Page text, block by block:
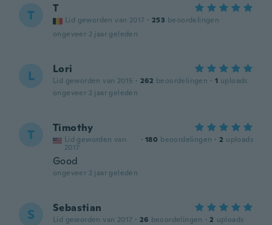
T T
Lid geworden van 2017 · 253 beoordelingen
ongeveer 2 jaar geleden
L Lori
Lid geworden van 2015 · 262 beoordelingen · 1 uploads
ongeveer 2 jaar geleden
T Timothy
Lid geworden van
2017
· 180 beoordelingen · 2 uploads
Good
ongeveer 2 jaar geleden
S Sebastian
Lid geworden van 2017 · 26 beoordelingen · 2 uploads